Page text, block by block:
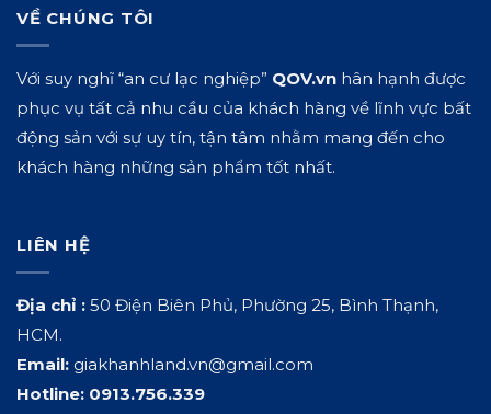
VỀ CHÚNG TÔI
Với suy nghĩ “an cư lạc nghiệp” QOV.vn hân hạnh được
phục vụ tất cả nhu cầu của khách hàng về lĩnh vực bất
động sản với sự uy tín, tận tâm nhằm mang đến cho
khách hàng những sản phẩm tốt nhất.
LIÊN HỆ
Địa chỉ : 50 Điện Biên Phủ, Phường 25, Bình Thạnh,
HCM.
Email: giakhanhland.vn@gmail.com
Hotline: 0913.756.339